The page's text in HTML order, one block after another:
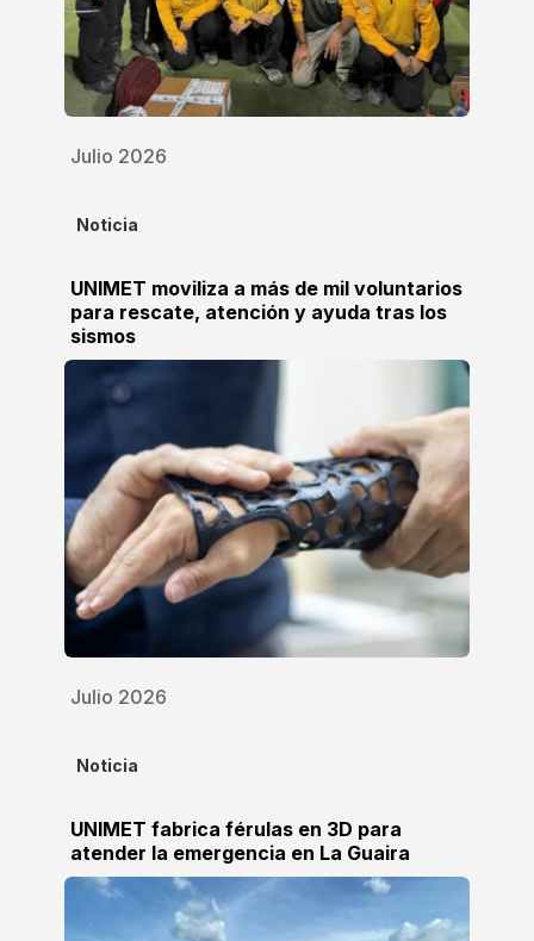
Julio 2026
Noticia
UNIMET moviliza a más de mil voluntarios
para rescate, atención y ayuda tras los
sismos
Julio 2026
Noticia
UNIMET fabrica férulas en 3D para
atender la emergencia en La Guaira